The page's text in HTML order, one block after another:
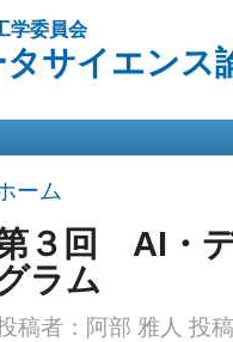
ン
コ
動
学委員会
サイエンス
在地
ーム
３回 AI・
ラム
稿者： 阿部 雅人 投